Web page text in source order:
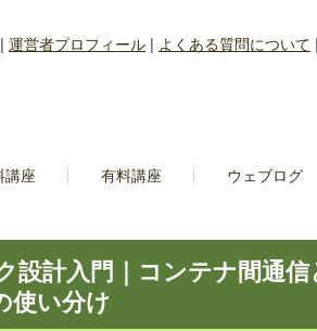
| 運営者プロフィール | よくある質問について |
講座 有料講座 ウェブログ
設計入門｜コンテナ間通信
使い分け